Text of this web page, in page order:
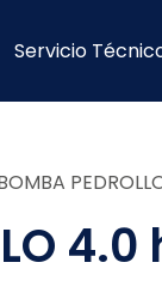
Servicio